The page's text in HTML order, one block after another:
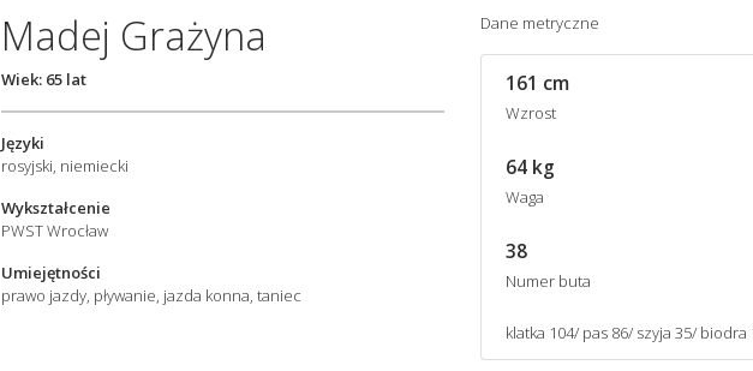
Madej Grażyna
Wiek: 65 lat
Języki
rosyjski, niemiecki
Wykształcenie
PWST Wrocław
Umiejętności
prawo jazdy, pływanie, jazda konna, taniec
Dane metryczne
161 cm
Wzrost
64 kg
Waga
38
Numer buta
klatka 104/ pas 86/ szyja 35/ biodra